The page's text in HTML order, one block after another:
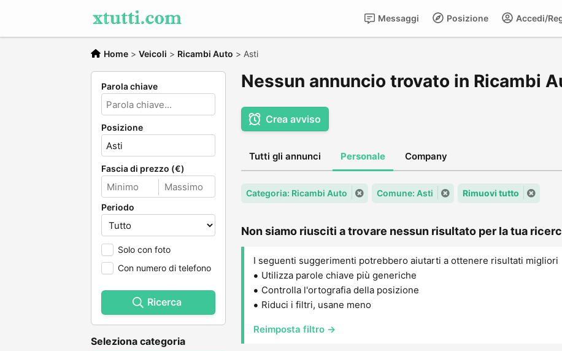
Accedi/
Posizione
Messaggi
Home > Veicoli > Ricambi Auto > Asti
Parola chiave
Posizione
Fascia di prezzo (€)
Periodo
Solo con foto
Con numero di telefono
Ricerca
Seleziona categoria
Nessun annuncio trovato in Ricambi
Crea avviso
Tutti gli annunci Personale Company
Categoria: Ricambi Auto Comune: Asti Rimuovi tutto
Non siamo riusciti a trovare nessun risultato per la tua
I seguenti suggerimenti potrebbero aiutarti a ottenere risultati migliori
Utilizza parole chiave più generiche
Controlla l'ortografia della posizione
Riduci i filtri, usane meno
Reimposta filtro →